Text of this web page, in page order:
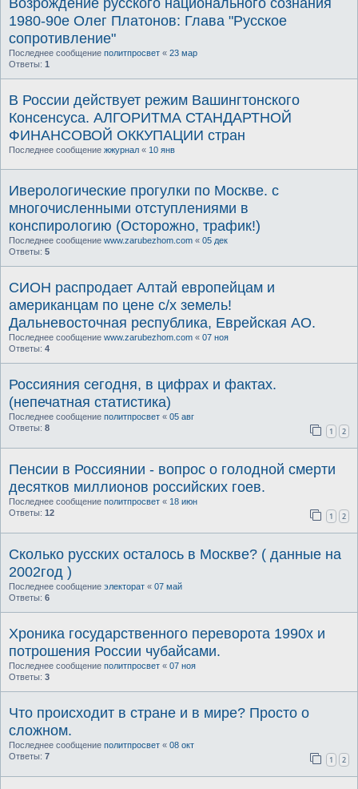
Возрождение русского национального сознания
1980-90е Олег Платонов: Глава "Русское
сопротивление"
Последнее сообщение политпросвет « 23 мар
Ответы: 1
В России действует режим Вашингтонского
Консенсуса. АЛГОРИТМА СТАНДАРТНОЙ
ФИНАНСОВОЙ ОККУПАЦИИ стран
Последнее сообщение жжурнал « 10 янв
Иверологические прогулки по Москве. с
многочисленными отступлениями в
конспирологию (Осторожно, трафик!)
Последнее сообщение www.zarubezhom.com « 05 дек
Ответы: 5
СИОН распродает Алтай европейцам и
американцам по цене с/х земель!
Дальневосточная республика, Еврейская АО.
Последнее сообщение www.zarubezhom.com « 07 ноя
Ответы: 4
Россияния сегодня, в цифрах и фактах.
(непечатная статистика)
Последнее сообщение политпросвет « 05 авг
Ответы: 8 1 2
Пенсии в Россиянии - вопрос о голодной смерти
десятков миллионов российских гоев.
Последнее сообщение политпросвет « 18 июн
Ответы: 12 1 2
Сколько русских осталось в Москве? ( данные на
2002год )
Последнее сообщение электорат « 07 май
Ответы: 6
Хроника государственного переворота 1990х и
потрошения России чубайсами.
Последнее сообщение политпросвет « 07 ноя
Ответы: 3
Что происходит в стране и в мире? Просто о
сложном.
Последнее сообщение политпросвет « 08 окт
Ответы: 7 1 2